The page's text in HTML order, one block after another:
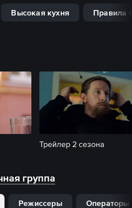
Высокая кухня Правила
Трейлер 2 сезона
группа
Режиссеры Операторы